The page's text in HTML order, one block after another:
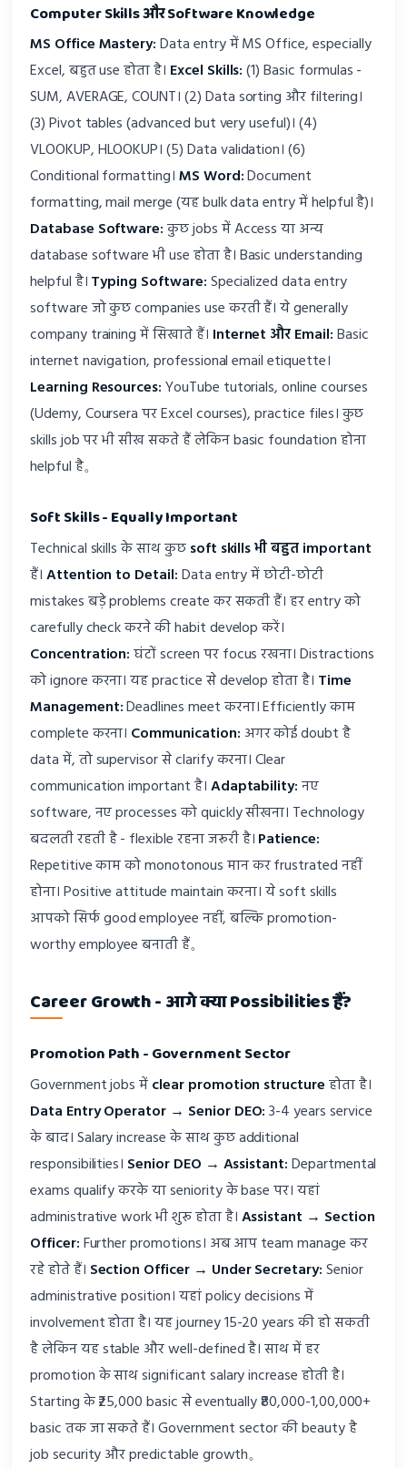
Computer Skills और Software Knowledge
MS Office Mastery:Data entry में MS Office, especially
Excel, बहुत use होता है। Excel Skills:(1) Basic formulas -
SUM, AVERAGE, COUNT। (2) Data sorting और filtering।
(3) Pivot tables (advanced but very useful)। (4)
VLOOKUP, HLOOKUP। (5) Data validation। (6)
Conditional formatting।MS Word:Document
formatting, mail merge (यह bulk data entry में helpful है)।
Database Software:कुछ jobs में Access या अन्य
database software भी use होता है। Basic understanding
helpful है।Typing Software:Specialized data entry
software जो कुछ companies use करती हैं। ये generally
company training में सिखाते हैं। Internet और Email:Basic
internet navigation, professional email etiquette।
Learning Resources:YouTube tutorials, online courses
(Udemy, Coursera पर Excel courses), practice files। कुछ
skills job पर भी सीख सकते हैं लेकिन basic foundation होना
helpful है。
Soft Skills - Equally Important
Technical skills के साथ कुछsoft skills भी बहुत important
हैं।Attention to Detail:Data entry में छोटी-छोटी
mistakes बड़े problems create कर सकती हैं। हर entry को
carefully check करने की habit develop करें।
Concentration:घंटों screen पर focus रखना। Distractions
को ignore करना। यह practice से develop होता है। Time
Management:Deadlines meet करना। Efficiently काम
complete करना। Communication: अगर कोई doubt है
data में, तो supervisor से clarify करना। Clear
communication important है।Adaptability:नए
software, नए processes को quickly सीखना। Technology
बदलती रहती है - flexible रहना जरूरी है।Patience:
Repetitive काम को monotonous मान कर frustrated नहीं
होना। Positive attitude maintain करना। ये soft skills
आपको सिर्फ good employee नहीं, बल्कि promotion-
worthy employee बनाती हैं。
Career Growth - आगे क्या Possibilities हैं?
Promotion Path - Government Sector
Government jobs मेंclear promotion structureहोता है।
Data Entry Operator → Senior DEO:3-4 years service
के बाद। Salary increase के साथ कुछ additional
responsibilities। Senior DEO → Assistant:Departmental
exams qualify करके या seniority के base पर। यहां
administrative work भी शुरू होता है।Assistant → Section
Officer:Further promotions। अब आप team manage कर
रहे होते हैं। Section Officer → Under Secretary:Senior
administrative position। यहां policy decisions में
involvement होता है। यह journey 15-20 years की हो सकती
है लेकिन यह stable और well-defined है। साथ में हर
promotion के साथ significant salary increase होती है।
Starting के ₹25,000 basic से eventually ₹80,000-1,00,000+
basic तक जा सकते हैं। Government sector की beauty है
job security और predictable growth。